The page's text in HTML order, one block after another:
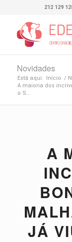
212 129
Novidades
Está aqui: Início /
A maioria dos
o S...
A
JÁ